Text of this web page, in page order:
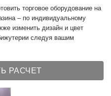
торговое оборудование на
– по индивидуальному
изменить дизайн и цвет
следуя вашим
РАСЧЕТ